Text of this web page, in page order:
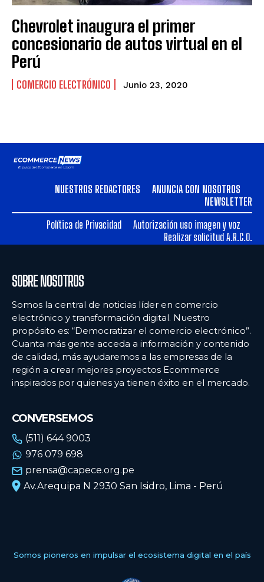
Chevrolet inaugura el primer
concesionario de autos virtual en el
Perú
COMERCIO ELECTRÓNICO Junio 23, 2020
NUESTROS REDACTORES
ANUNCIA CON NOSOTROS
NEWSLETTER
Política de Privacidad
Autorización uso imagen y voz
Realizar solicitud A.R.C.O.
SOBRE NOSOTROS
Somos la central de noticias líder en comercio
electrónico y transformación digital. Nuestro
propósito es: “Democratizar el comercio electrónico”.
Cuanta más gente acceda a información y contenido
de calidad, más ayudaremos a las empresas de la
región a crear mejores proyectos Ecommerce
inspirados por quienes ya tienen éxito en el mercado.
CONVERSEMOS
(511) 644 9003
976 079 698
prensa@capece.org.pe
Av.Arequipa N 2930 San Isidro, Lima - Perú
Somos pioneros en impulsar el ecosistema digital en el país